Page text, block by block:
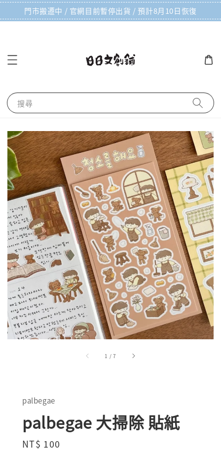
門市搬遷中 / 官網目前暫停出貨 / 預計8月10日恢復
搜尋
1 /7
palbegae
palbegae 大掃除 貼紙
Regular
NT$ 100